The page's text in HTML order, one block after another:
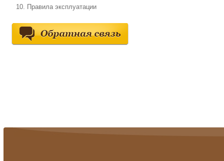
10. Правила эксплуатации